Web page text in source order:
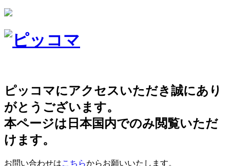
ピッコマにアクセスいただき誠にあり
がとうございます。
本ページは日本国内でのみ閲覧いただ
けます。
お問い合わせはこちらからお願いいたします。